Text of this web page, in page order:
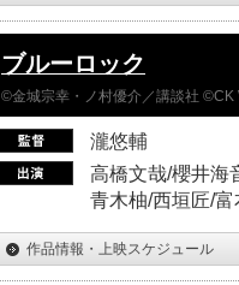
ブルーロック
©金城宗幸・ノ村優介／講談社 ©CK
瀧悠輔
高橋文哉/櫻井海
青木柚/西垣匠/
作品情報・上映スケジュール